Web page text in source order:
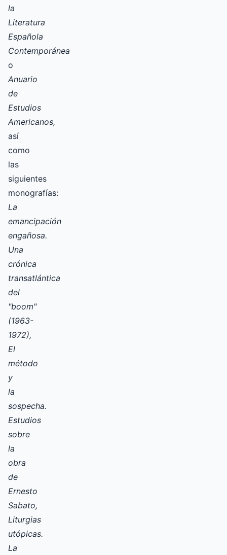
la
Literatura
Española
Contemporánea
o
Anuario
de
Estudios
Americanos,
así
como
las
siguientes
monografías:
La
emancipación
engañosa.
Una
crónica
transatlántica
del
"boom"
(1963-
1972),
El
método
y
la
sospecha.
Estudios
sobre
la
obra
de
Ernesto
Sabato,
Liturgias
utópicas.
La